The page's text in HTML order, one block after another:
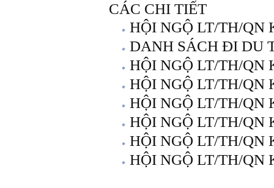
CÁC CHI TIẾT
HỘI NGỘ LT/TH/QN
DANH SÁCH ĐI DU
HỘI NGỘ LT/TH/QN
HỘI NGỘ LT/TH/QN
HỘI NGỘ LT/TH/QN
HỘI NGỘ LT/TH/QN
HỘI NGỘ LT/TH/QN
HỘI NGỘ LT/TH/QN